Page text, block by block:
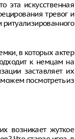
эта искусственная
тревог и
в которых актер
к немцам на
заставляет их
посмотреть из
возникает жуткое